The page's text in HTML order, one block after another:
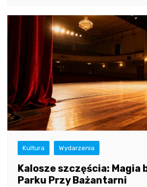
Kultura Wydarzenia
Kalosze szczęścia: Magia
Parku Przy Bażantarni